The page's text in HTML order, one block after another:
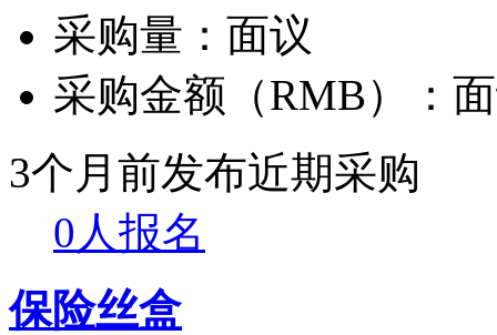
采购量： 面议
采购金额（RMB）：
3个月前发布近期采购
0人报名
保险丝盒